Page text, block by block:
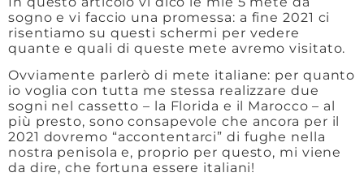
sogno e vi faccio una promessa: a fine 2021 ci
risentiamo su questi schermi per vedere
quante e quali di queste mete avremo visitato.
Ovviamente parlerò di mete italiane: per quanto
io voglia con tutta me stessa realizzare due
sogni nel cassetto – la Florida e il Marocco – al
più presto, sono consapevole che ancora per il
2021 dovremo “accontentarci” di fughe nella
nostra penisola e, proprio per questo, mi viene
da dire, che fortuna essere italiani!